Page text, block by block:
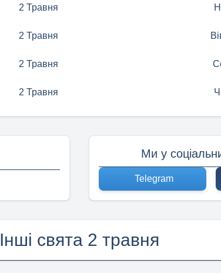
2 Травня
2 Травня
2 Травня
2 Травня
Ми у
Telegram
Інші свята 2 травня